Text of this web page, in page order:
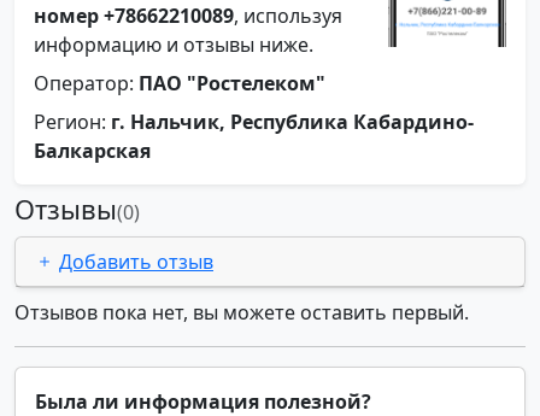
номер +78662210089, используя
информацию и отзывы ниже.
Оператор: ПАО "Ростелеком"
Регион: г. Нальчик, Республика Кабардино-
Балкарская
Отзывы(0)
Добавить отзыв
Отзывов пока нет, вы можете оставить первый.
Была ли информация полезной?